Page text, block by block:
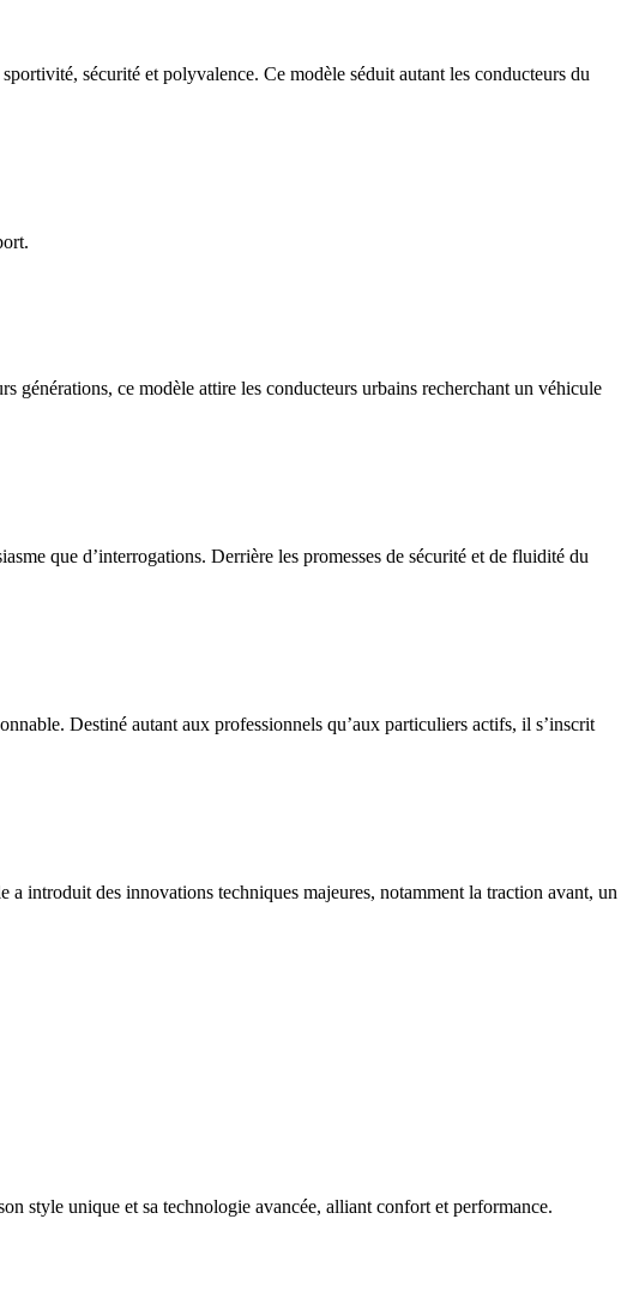
sécurité et polyvalence. Ce modèle séduit autant les conducteurs du
générations, ce modèle attire les conducteurs urbains recherchant un véhicule
que d’interrogations. Derrière les promesses de sécurité et de fluidité du
Destiné autant aux professionnels qu’aux particuliers actifs, il s’inscrit
introduit des innovations techniques majeures, notamment la traction avant, un
style unique et sa technologie avancée, alliant confort et performance.